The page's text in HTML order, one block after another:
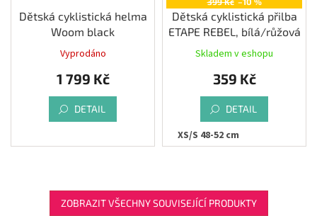
Dětská cyklistická helma
Woom black
Vyprodáno
1 799 Kč
DETAIL
Dětská cyklistická přilba
ETAPE REBEL, bílá/růžová
Skladem v eshopu
359 Kč
DETAIL
XS/S 48-52 cm
ZOBRAZIT VŠECHNY SOUVISEJÍCÍ PRODUKTY